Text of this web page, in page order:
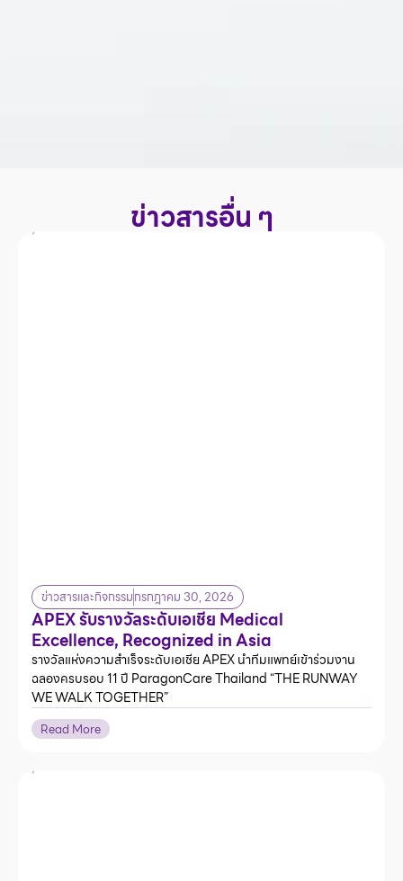
ข่าวสารอื่น ๆ
ข่าวสารและกิจกรรมกรกฎาคม 30, 2026
APEX รับรางวัลระดับเอเชีย Medical
Excellence, Recognized in Asia
รางวัลแห่งความสำเร็จระดับเอเชีย APEX นำทีมแพทย์เข้าร่วมงาน
ฉลองครบรอบ 11 ปี ParagonCare Thailand “THE RUNWAY
WE WALK TOGETHER”
Read More